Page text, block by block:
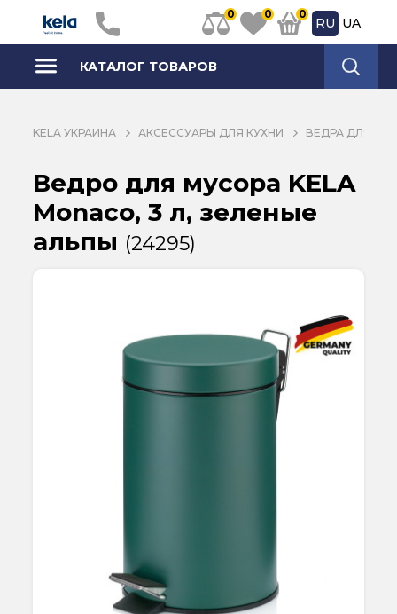
0 0 0
RU UA
КАТАЛОГ ТОВАРОВ
KELA УКРАИНА АКСЕССУАРЫ ДЛЯ КУХНИ ВЕДРА ДЛЯ
Ведро для мусора KELA
Monaco, 3 л, зеленые
альпы (24295)